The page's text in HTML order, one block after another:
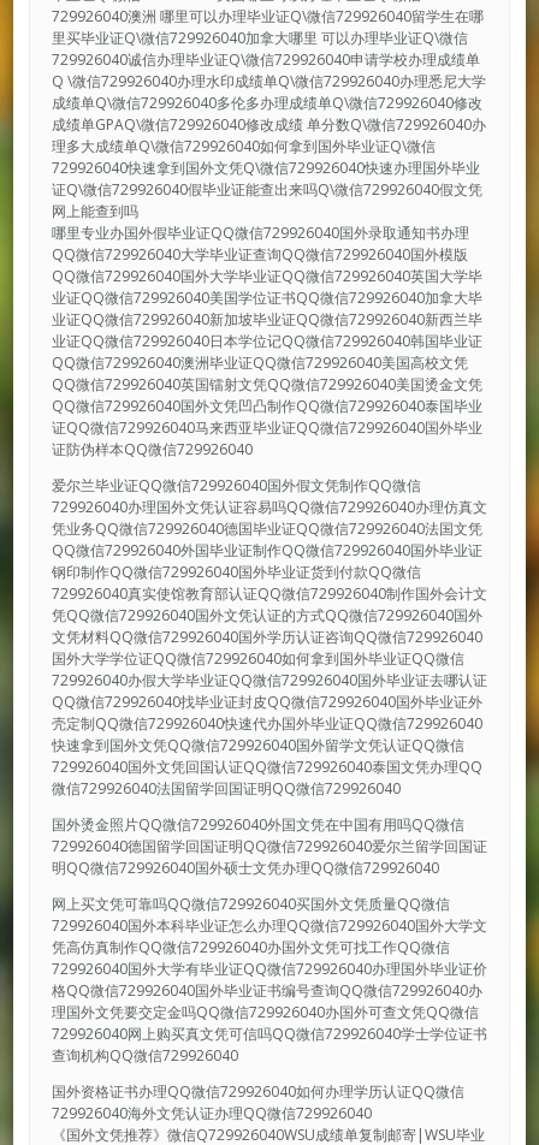
729926040澳洲 哪里可以办理毕业证Q\微信729926040留学生在哪
里买毕业证Q\微信729926040加拿大哪里 可以办理毕业证Q\微信
729926040诚信办理毕业证Q\微信729926040申请学校办理成绩单
Q \微信729926040办理水印成绩单Q\微信729926040办理悉尼大学
成绩单Q\微信729926040多伦多办理成绩单Q\微信729926040修改
成绩单GPAQ\微信729926040修改成绩 单分数Q\微信729926040办
理多大成绩单Q\微信729926040如何拿到国外毕业证Q\微信
729926040快速拿到国外文凭Q\微信729926040快速办理国外毕业
证Q\微信729926040假毕业证能查出来吗Q\微信729926040假文凭
网上能查到吗
哪里专业办国外假毕业证QQ微信729926040国外录取通知书办理
QQ微信729926040大学毕业证查询QQ微信729926040国外模版
QQ微信729926040国外大学毕业证QQ微信729926040英国大学毕
业证QQ微信729926040美国学位证书QQ微信729926040加拿大毕
业证QQ微信729926040新加坡毕业证QQ微信729926040新西兰毕
业证QQ微信729926040日本学位记QQ微信729926040韩国毕业证
QQ微信729926040澳洲毕业证QQ微信729926040美国高校文凭
QQ微信729926040英国镭射文凭QQ微信729926040美国烫金文凭
QQ微信729926040国外文凭凹凸制作QQ微信729926040泰国毕业
证QQ微信729926040马来西亚毕业证QQ微信729926040国外毕业
证防伪样本QQ微信729926040
爱尔兰毕业证QQ微信729926040国外假文凭制作QQ微信
729926040办理国外文凭认证容易吗QQ微信729926040办理仿真文
凭业务QQ微信729926040德国毕业证QQ微信729926040法国文凭
QQ微信729926040外国毕业证制作QQ微信729926040国外毕业证
钢印制作QQ微信729926040国外毕业证货到付款QQ微信
729926040真实使馆教育部认证QQ微信729926040制作国外会计文
凭QQ微信729926040国外文凭认证的方式QQ微信729926040国外
文凭材料QQ微信729926040国外学历认证咨询QQ微信729926040
国外大学学位证QQ微信729926040如何拿到国外毕业证QQ微信
729926040办假大学毕业证QQ微信729926040国外毕业证去哪认证
QQ微信729926040找毕业证封皮QQ微信729926040国外毕业证外
壳定制QQ微信729926040快速代办国外毕业证QQ微信729926040
快速拿到国外文凭QQ微信729926040国外留学文凭认证QQ微信
729926040国外文凭回国认证QQ微信729926040泰国文凭办理QQ
微信729926040法国留学回国证明QQ微信729926040
国外烫金照片QQ微信729926040外国文凭在中国有用吗QQ微信
729926040德国留学回国证明QQ微信729926040爱尔兰留学回国证
明QQ微信729926040国外硕士文凭办理QQ微信729926040
网上买文凭可靠吗QQ微信729926040买国外文凭质量QQ微信
729926040国外本科毕业证怎么办理QQ微信729926040国外大学文
凭高仿真制作QQ微信729926040办国外文凭可找工作QQ微信
729926040国外大学有毕业证QQ微信729926040办理国外毕业证价
格QQ微信729926040国外毕业证书编号查询QQ微信729926040办
理国外文凭要交定金吗QQ微信729926040办国外可查文凭QQ微信
729926040网上购买真文凭可信吗QQ微信729926040学士学位证书
查询机构QQ微信729926040
国外资格证书办理QQ微信729926040如何办理学历认证QQ微信
729926040海外文凭认证办理QQ微信729926040
《国外文凭推荐》微信Q729926040WSU成绩单复制邮寄|WSU毕业